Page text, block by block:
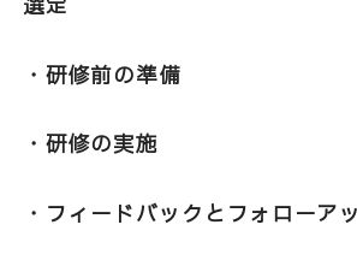
選定
・研修前の準備
・研修の実施
・フィードバックとフォローア